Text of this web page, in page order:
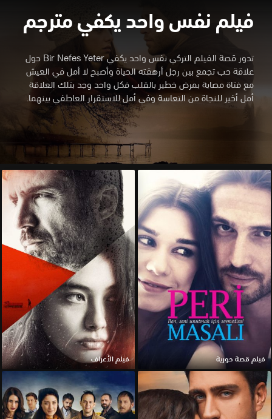
فيلم نفس واحد يكفي مترجم
تدور قصة الفيلم التركي نفس واحد يكفي Bir Nefes Yeter حول
علاقة حب تجمع بين رجل أرهقته الحياة وأصبح لا أمل في العيش
مع فتاة مصابة بمرض خطير بالقلب فكل واحد وجد بتلك العلاقة
أمل أخير للنجاة من التعاسة وفي أمل للاستقرار العاطفي بينهما.
فيلم قصة حورية فيلم الأعراف